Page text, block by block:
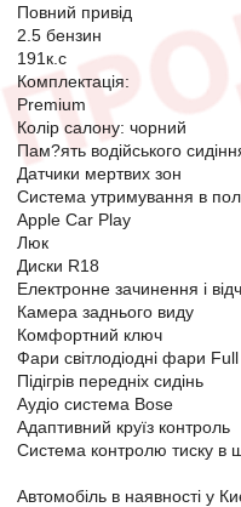
Повний привід
2.5 бензин
191к.с
Комплектація:
Premium
Колір салону: чорний
Пам?ять водійського
Датчики мертвих зон
Система утримування в
Apple Car Play
Люк
Диски R18
Електронне зачинення і
Камера заднього виду
Комфортний ключ
Фари світлодіодні фари
Підігрів передніх сидінь
Аудіо система Bose
Адаптивний круїз контроль
Система контролю тиску в
Автомобіль в наявності у